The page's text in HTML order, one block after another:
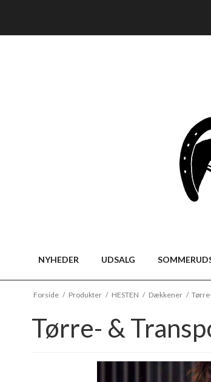
NYHEDER UDSALG
Forside / Produkter / HESTEN / Dækkener /
Tørre- &